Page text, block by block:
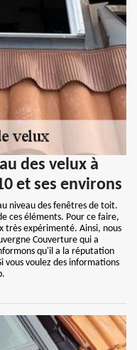
des velux à
et ses environs
niveau des fenêtres de toit.
ces éléments. Pour ce faire,
très expérimenté. Ainsi, nous
Couverture qui a
qu'il a la réputation
vous voulez des informations